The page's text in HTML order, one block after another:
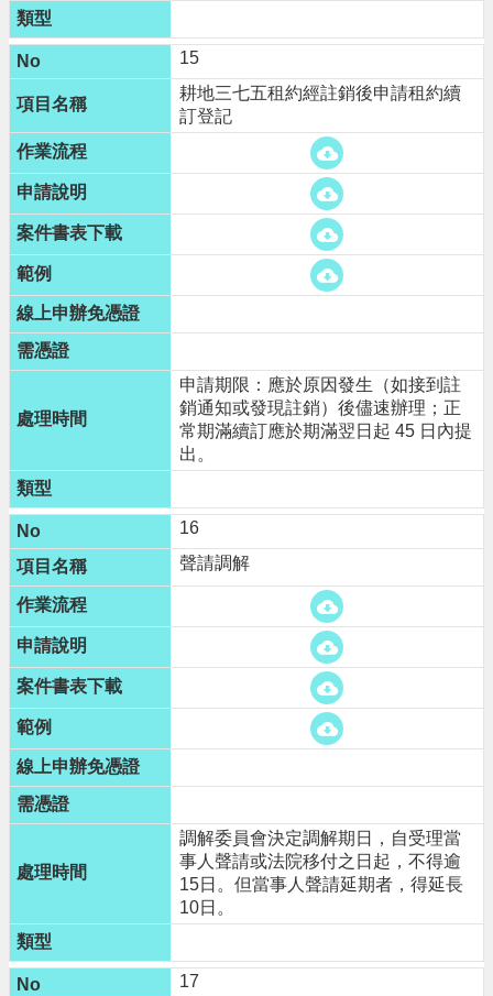
15
耕地三七五租約經註銷後申請租約續
訂登記
申請期限：應於原因發生（如接到註
銷通知或發現註銷）後儘速辦理；正
常期滿續訂應於期滿翌日起 45 日內提
出。
16
聲請調解
調解委員會決定調解期日，自受理當
事人聲請或法院移付之日起，不得逾
15日。但當事人聲請延期者，得延長
10日。
17